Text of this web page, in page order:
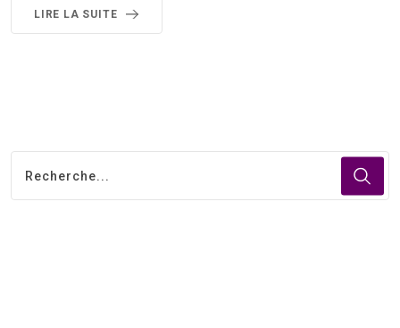
LIRE LA SUITE